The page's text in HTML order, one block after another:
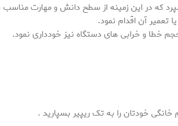
که در این زمینه از سطح دانش و مهارت مناسب
آن اقدام نمود.
خطا و خرابی های دستگاه نیز خودداری نمود.
خانگی خودتان را به تک ریپیر بسپارید .